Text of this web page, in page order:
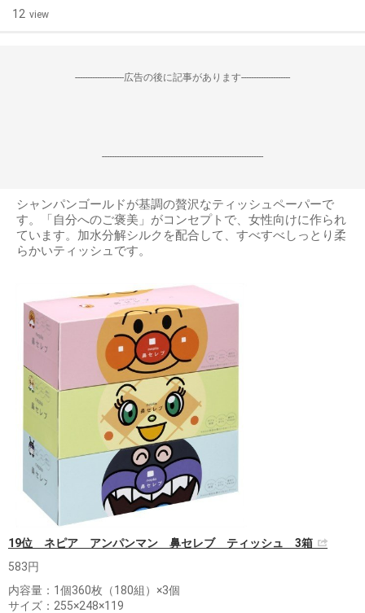
12 view
--------------------広告の後に記事があります--------------------
------------------------------------------------------------------
シャンパンゴールドが基調の贅沢なティッシュペーパーで
す。「自分へのご褒美」がコンセプトで、女性向けに作られ
ています。加水分解シルクを配合して、すべすべしっとり柔
らかいティッシュです。
19位 ネピア アンパンマン 鼻セレブ ティッシュ 3箱
583円
内容量：1個360枚（180組）×3個
サイズ：255×248×119